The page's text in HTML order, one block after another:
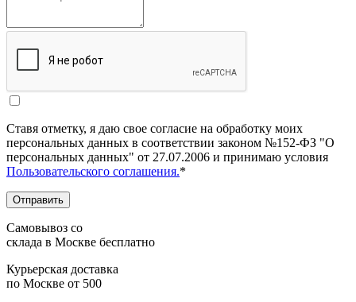
Ставя отметку, я даю свое согласие на обработку моих
персональных данных в соответствии законом №152-ФЗ "О
персональных данных" от 27.07.2006 и принимаю условия
Пользовательского соглашения.*
Отправить
Самовывоз со
склада в Москве бесплатно
Курьерская доставка
по Москве от 500